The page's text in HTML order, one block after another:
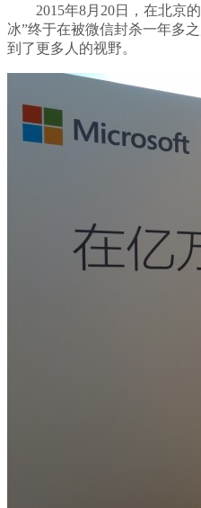
2015年8月20日，在北京的
冰”终于在被微信封杀一年多
到了更多人的视野。